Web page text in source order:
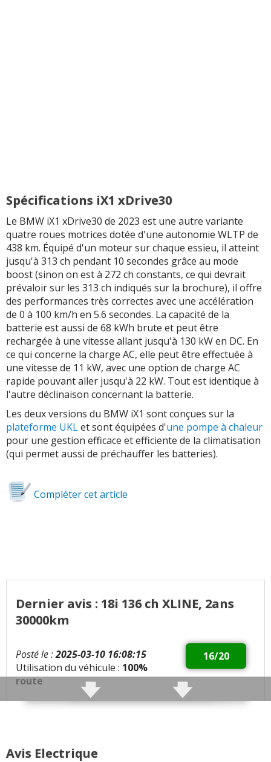
Spécifications iX1 xDrive30
Le BMW iX1 xDrive30 de 2023 est une autre variante
quatre roues motrices dotée d'une autonomie WLTP de
438 km. Équipé d'un moteur sur chaque essieu, il atteint
jusqu'à 313 ch pendant 10 secondes grâce au mode
boost (sinon on est à 272 ch constants, ce qui devrait
prévaloir sur les 313 ch indiqués sur la brochure), il offre
des performances très correctes avec une accélération
de 0 à 100 km/h en 5.6 secondes. La capacité de la
batterie est aussi de 68 kWh brute et peut être
rechargée à une vitesse allant jusqu'à 130 kW en DC. En
ce qui concerne la charge AC, elle peut être effectuée à
une vitesse de 11 kW, avec une option de charge AC
rapide pouvant aller jusqu'à 22 kW. Tout est identique à
l'autre déclinaison concernant la batterie.
Les deux versions du BMW iX1 sont conçues sur la
plateforme UKLet sont équipées d'une pompe à chaleur
pour une gestion efficace et efficiente de la climatisation
(qui permet aussi de préchauffer les batteries).
Compléter cet article
Dernier avis : 18i 136 ch XLINE, 2ans
30000km
16/20
Posté le :2025-03-10 16:08:15
Utilisation du véhicule : 100%
route
Avis Electrique